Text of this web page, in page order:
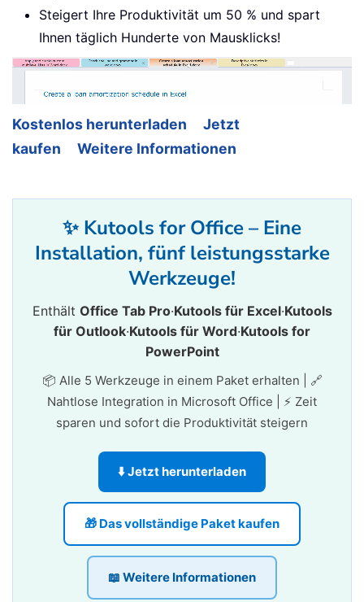
Steigert Ihre Produktivität um 50 % und spart
Ihnen täglich Hunderte von Mausklicks!
Kostenlos herunterladen
Jetzt
kaufen
Weitere Informationen
✨ Kutools for Office – Eine
Installation, fünf leistungsstarke
Werkzeuge!
Enthält Office Tab Pro·Kutools für Excel·Kutools
für Outlook·Kutools für Word·Kutools for
PowerPoint
📦 Alle 5 Werkzeuge in einem Paket erhalten | 🔗
Nahtlose Integration in Microsoft Office | ⚡ Zeit
sparen und sofort die Produktivität steigern
⬇️ Jetzt herunterladen
🎁 Das vollständige Paket kaufen
📖 Weitere Informationen